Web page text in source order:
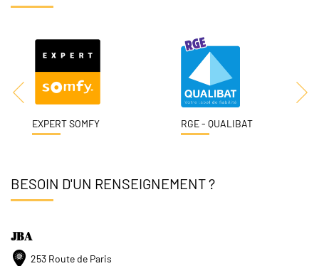
EXPERT SOMFY RGE - QUALIBAT
BESOIN D'UN RENSEIGNEMENT ?
JBA
253 Route de Paris